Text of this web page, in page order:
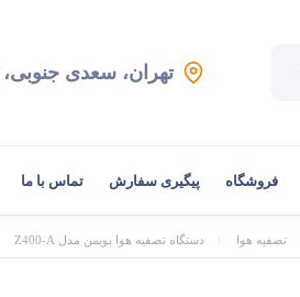
تهران، سعدی جنوبی، کوچه
فروشگاه پیگیری سفارش تماس با ما
تصفیه هوا دستگاه تصفیه هوا بویمن مدل Z400-A